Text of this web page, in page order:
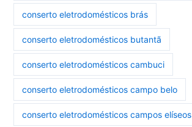
conserto eletrodomésticos brás
conserto eletrodomésticos butantã
conserto eletrodomésticos cambuci
conserto eletrodomésticos campo belo
conserto eletrodomésticos campos elíseos